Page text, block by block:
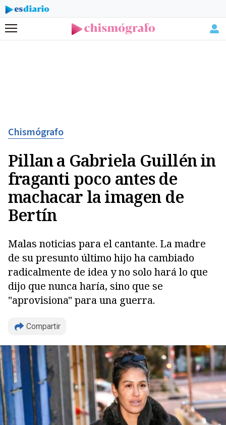
Menú
Chismógrafo
Pillan a Gabriela Guillén in
fraganti poco antes de
machacar la imagen de
Bertín
Malas noticias para el cantante. La madre
de su presunto último hijo ha cambiado
radicalmente de idea y no solo hará lo que
dijo que nunca haría, sino que se
"aprovisiona" para una guerra.
Compartir
Copiar